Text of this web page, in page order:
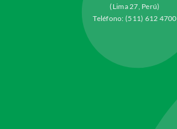
(Lima 27, Perú)
Teléfono: (511) 612 4700